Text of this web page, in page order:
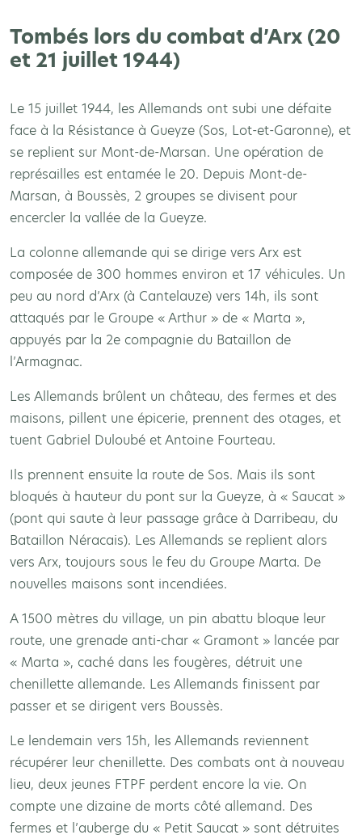
Tombés lors du combat d’Arx (20
et 21 juillet 1944)
Le 15 juillet 1944, les Allemands ont subi une défaite
face à la Résistance à Gueyze (Sos, Lot-et-Garonne), et
se replient sur Mont-de-Marsan. Une opération de
représailles est entamée le 20. Depuis Mont-de-
Marsan, à Boussès, 2 groupes se divisent pour
encercler la vallée de la Gueyze.
La colonne allemande qui se dirige vers Arx est
composée de 300 hommes environ et 17 véhicules. Un
peu au nord d’Arx (à Cantelauze) vers 14h, ils sont
attaqués par le Groupe « Arthur » de « Marta »,
appuyés par la 2e compagnie du Bataillon de
l’Armagnac.
Les Allemands brûlent un château, des fermes et des
maisons, pillent une épicerie, prennent des otages, et
tuent Gabriel Duloubé et Antoine Fourteau.
Ils prennent ensuite la route de Sos. Mais ils sont
bloqués à hauteur du pont sur la Gueyze, à « Saucat »
(pont qui saute à leur passage grâce à Darribeau, du
Bataillon Néracais). Les Allemands se replient alors
vers Arx, toujours sous le feu du Groupe Marta. De
nouvelles maisons sont incendiées.
A 1500 mètres du village, un pin abattu bloque leur
route, une grenade anti-char « Gramont » lancée par
« Marta », caché dans les fougères, détruit une
chenillette allemande. Les Allemands finissent par
passer et se dirigent vers Boussès.
Le lendemain vers 15h, les Allemands reviennent
récupérer leur chenillette. Des combats ont à nouveau
lieu, deux jeunes FTPF perdent encore la vie. On
compte une dizaine de morts côté allemand. Des
fermes et l’auberge du « Petit Saucat » sont détruites